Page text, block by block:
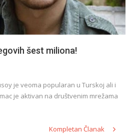
šest miliona!
je veoma popularan u Turskoj ali i
je aktivan na društvenim mrežama
Kompletan Članak